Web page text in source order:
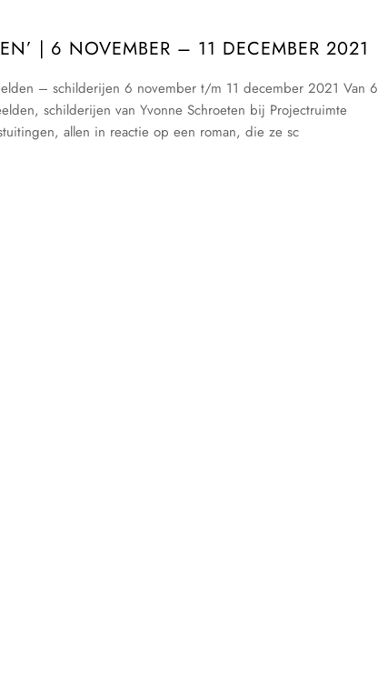
| 6 NOVEMBER – 11 DECEMBER 2021
– schilderijen 6 november t/m 11 december 2021 Van 6
schilderijen van Yvonne Schroeten bij Projectruimte
allen in reactie op een roman, die ze sc